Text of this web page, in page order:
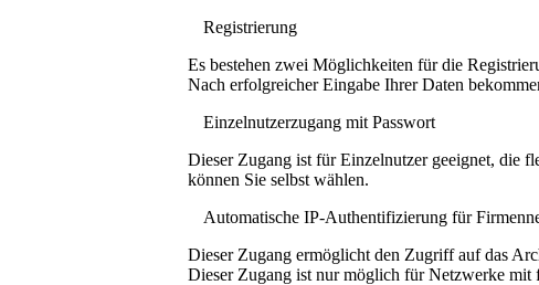
Registrierung
Es bestehen zwei Möglichkeiten für die
Nach erfolgreicher Eingabe Ihrer Daten
Einzelnutzerzugang mit Passwort
Dieser Zugang ist für Einzelnutzer geeignet, die
können Sie selbst wählen.
Automatische IP-Authentifizierung für
Dieser Zugang ermöglicht den Zugriff auf das
Dieser Zugang ist nur möglich für Netzwerke mit